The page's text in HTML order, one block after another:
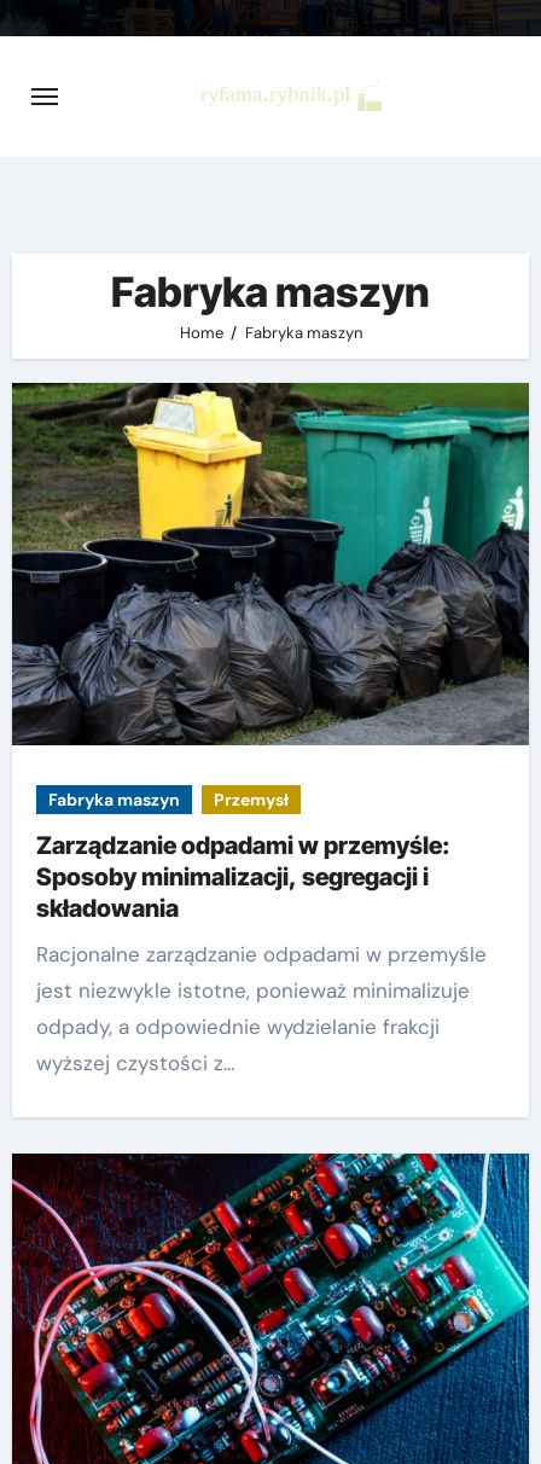
content
Fabryka maszyn
Home Fabryka maszyn
Fabryka maszyn Przemysł
Zarządzanie odpadami w przemyśle:
Sposoby minimalizacji, segregacji i
składowania
Racjonalne zarządzanie odpadami w przemyśle
jest niezwykle istotne, ponieważ minimalizuje
odpady, a odpowiednie wydzielanie frakcji
wyższej czystości z…